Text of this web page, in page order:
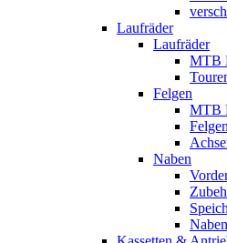
Laufräder
Laufräder
MTB
Felgen
MTB
Naben